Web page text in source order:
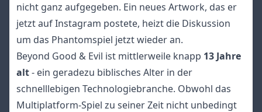
nicht ganz aufgegeben. Ein neues Artwork, das er
jetzt aufInstagram postete, heizt die Diskussion
um das Phantomspiel jetzt wieder an.
Beyond Good & Evil ist mittlerweile knapp 13 Jahre
alt- ein geradezu biblisches Alter in der
schnelllebigen Technologiebranche. Obwohl das
Multiplatform-Spiel zu seiner Zeit nicht unbedingt